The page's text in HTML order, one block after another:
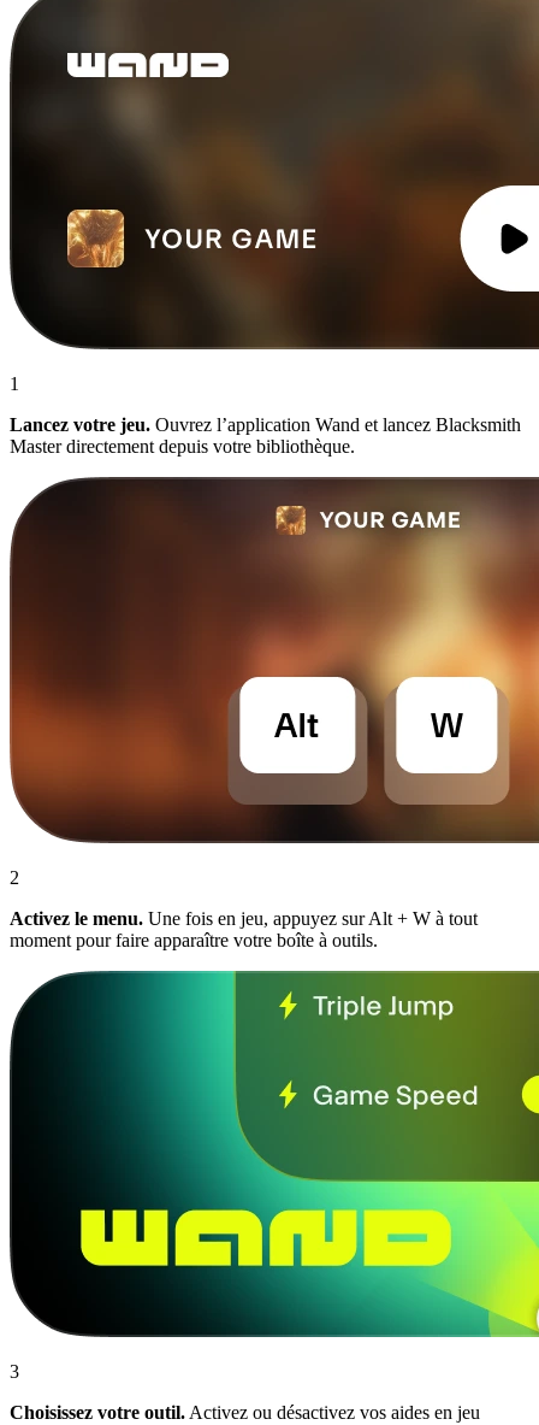
1
Lancez votre jeu. Ouvrez l’application Wand et lancez Blacksmith
Master directement depuis votre bibliothèque.
2
Activez le menu. Une fois en jeu, appuyez sur Alt + W à tout
moment pour faire apparaître votre boîte à outils.
3
Choisissez votre outil. Activez ou désactivez vos aides en jeu